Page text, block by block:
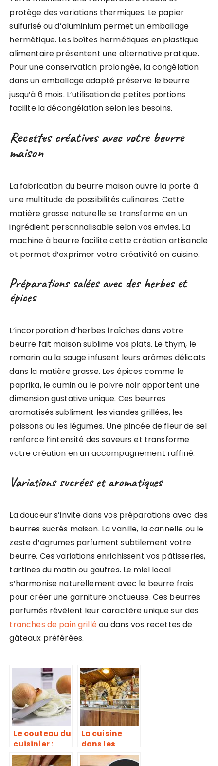
protège des variations thermiques. Le papier
sulfurisé ou d’aluminium permet un emballage
hermétique. Les boîtes hermétiques en plastique
alimentaire présentent une alternative pratique.
Pour une conservation prolongée, la congélation
dans un emballage adapté préserve le beurre
jusqu’à 6 mois. L’utilisation de petites portions
facilite la décongélation selon les besoins.
Recettes créatives avec votre beurre
maison
La fabrication du beurre maison ouvre la porte à
une multitude de possibilités culinaires. Cette
matière grasse naturelle se transforme en un
ingrédient personnalisable selon vos envies. La
machine à beurre facilite cette création artisanale
et permet d’exprimer votre créativité en cuisine.
Préparations salées avec des herbes et
épices
L’incorporation d’herbes fraîches dans votre
beurre fait maison sublime vos plats. Le thym, le
romarin ou la sauge infusent leurs arômes délicats
dans la matière grasse. Les épices comme le
paprika, le cumin ou le poivre noir apportent une
dimension gustative unique. Ces beurres
aromatisés subliment les viandes grillées, les
poissons ou les légumes. Une pincée de fleur de sel
renforce l’intensité des saveurs et transforme
votre création en un accompagnement raffiné.
Variations sucrées et aromatiques
La douceur s’invite dans vos préparations avec des
beurres sucrés maison. La vanille, la cannelle ou le
zeste d’agrumes parfument subtilement votre
beurre. Ces variations enrichissent vos pâtisseries,
tartines du matin ou gaufres. Le miel local
s’harmonise naturellement avec le beurre frais
pour créer une garniture onctueuse. Ces beurres
parfumés révèlent leur caractère unique sur des
tranches de pain grilléou dans vos recettes de
gâteaux préférées.
Le couteau du
cuisinier :
Comment le
La cuisine
dans les
hôtels, notre